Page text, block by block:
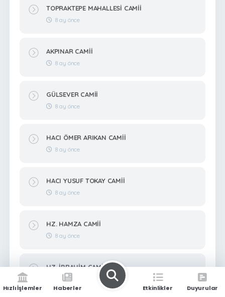
TOPRAKTEPE MAHALLESİ CAMİİ
8 ay önce
AKPINAR CAMİİ
8 ay önce
GÜLSEVER CAMİİ
8 ay önce
HACI ÖMER ARIKAN CAMİİ
8 ay önce
HACI YUSUF TOKAY CAMİİ
8 ay önce
HZ. HAMZA CAMİİ
8 ay önce
HZ. İBRAHİM CAMİİ
8 ay önce
Hızlı İşlemler Haberler Etkinlikler Duyurular